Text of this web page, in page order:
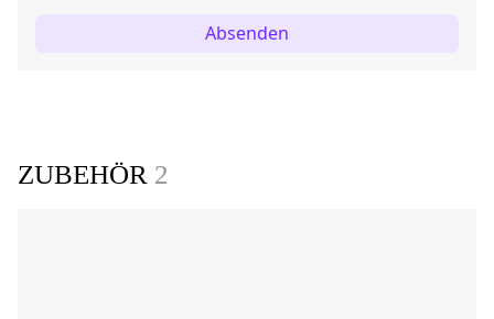
Absenden
ZUBEHÖR 2